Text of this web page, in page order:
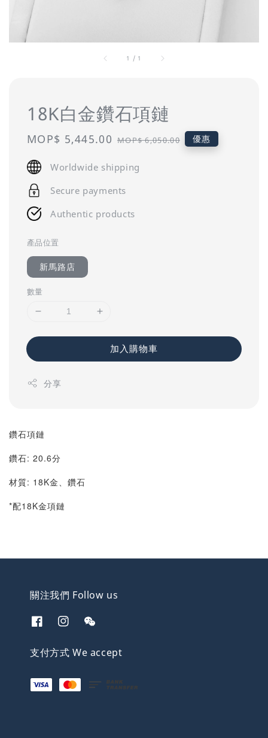
1 / 1
18K白金鑽石項鏈
Sale
MOP$ 5,445.00 Regular
MOP$ 6,050.00 優惠
Worldwide shipping
Secure payments
Authentic products
產品位置
新馬路店
數量
加入購物車
分享
鑽石項鏈
鑽石: 20.6分
材質: 18K金、鑽石
*配18K金項鏈
關注我們 Follow us
支付方式 We accept